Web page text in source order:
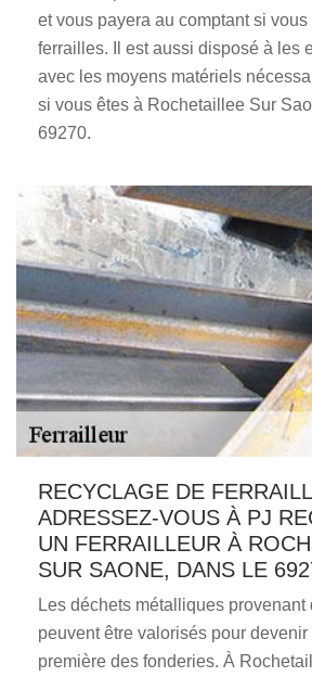
et vous payera au comptant si
ferrailles. Il est aussi disposé à les
avec les moyens matériels
si vous êtes à Rochetaillee Sur
69270.
RECYCLAGE DE
ADRESSEZ-VOUS À PJ
UN FERRAILLEUR À
SUR SAONE, DANS LE
Les déchets métalliques provenant
peuvent être valorisés pour
première des fonderies. À